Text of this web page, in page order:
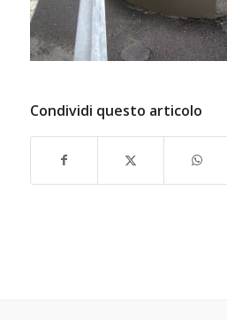
Condividi questo articolo